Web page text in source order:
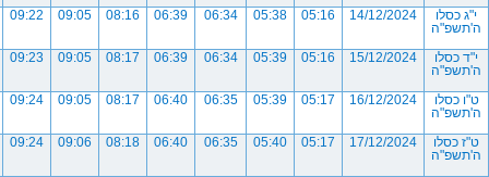
י"ג כסלו
ה'תשפ"ה
14/12/2024
05:16
05:38
06:34
06:39
08:16
09:05
09:22
י"ד כסלו
ה'תשפ"ה
15/12/2024
05:16
05:39
06:34
06:39
08:17
09:05
09:23
ט"ו כסלו
ה'תשפ"ה
16/12/2024
05:17
05:39
06:35
06:40
08:17
09:05
09:24
ט"ז כסלו
ה'תשפ"ה
17/12/2024
05:17
05:40
06:35
06:40
08:18
09:06
09:24